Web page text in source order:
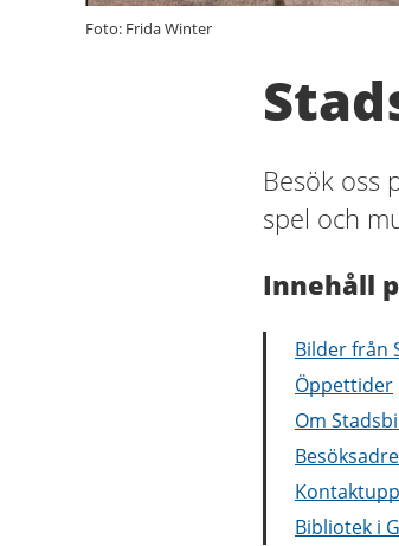
Foto: Frida Winter
Besök oss
spel och
Innehåll
Bilder från
Öppettider
Om
Bibliotek i